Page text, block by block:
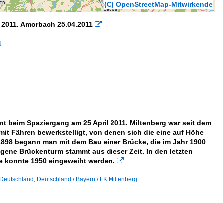
(C) OpenStreetMap-Mitwirkende
Amorbach 25.04.2011 
Spaziergang am 25 April 2011. Miltenberg war seit dem
Fähren bewerkstelligt, von denen sich die eine auf Höhe
begann man mit dem Bau einer Brücke, die im Jahr 1900
Brückenturm stammt aus dieser Zeit. In den letzten
konnte 1950 eingeweiht werden. 
, Deutschland / Bayern / LK Miltenberg